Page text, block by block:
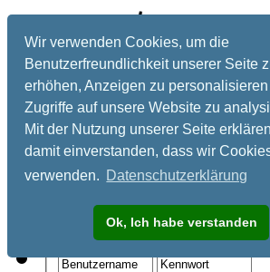
Wir verwenden Cookies, um die
Benutzerfreundlichkeit unserer Seite
erhöhen, Anzeigen zu
Zugriffe auf unsere Website zu
Mit der Nutzung unserer Seite
damit einverstanden, dass wir
verwenden. Datenschutzerklärung
Ok, Ich habe verstanden
Registrieren